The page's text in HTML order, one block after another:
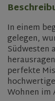
In einem
gelegen,
Südwesten
perfekte
Wohnen im